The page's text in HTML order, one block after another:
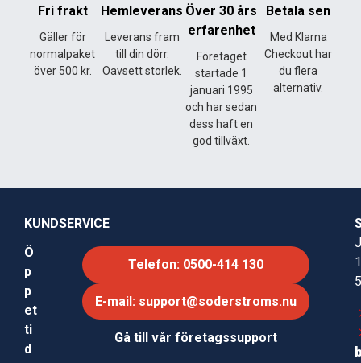
Fri frakt
Gäller för
normalpaket
över 500 kr.
Hemleverans
Leverans fram
till din dörr.
Oavsett storlek.
Över 30 års
erfarenhet
Företaget
startade 1
januari 1995
och har sedan
dess haft en
god tillväxt.
Betala sen
Med Klarna
Checkout har
du flera
alternativ.
KUNDSERVICE
Ö
p
p
et
ti
d
Telefon: 0500-414 130
E-mail: support@soderstroms.nu
Gå till vår företagssupport